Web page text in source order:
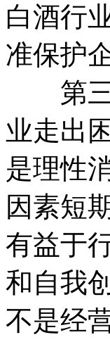
白酒行
准保护
第三
业走出
是理性
因素短
有益于
和自我
不是经